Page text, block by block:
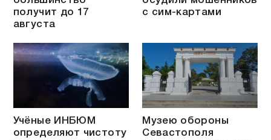
получит до 17
августа
с сим-картами
Учёные ИНБЮМ
определяют чистоту
Музею обороны
Севастополя